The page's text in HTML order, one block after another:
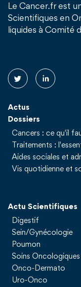
Le Cancer.fr est
Scientifiques en
liquides à Comité
Actus
Dossiers
Cancers : ce qu'il
Traitements :
Aides sociales et
Vis quotidienne et
Actu Scientifiques
Digestif
Sein/Gynécologie
Poumon
Soins
Onco-Dermato
Uro-Onco